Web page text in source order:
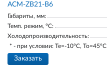
ACM-ZB21-В6
Габариты, мм:
Темп. режим, °С:
Холодопроизводительность:
* - при условии: Te=-10ºC, To=45ºC
Заказать